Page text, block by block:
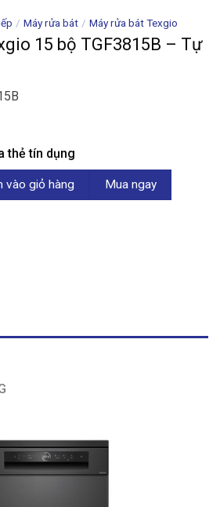
/ Máy rửa bát / Máy rửa bát Texgio
15 bộ TGF3815B – Tự
thẻ tín dụng
TGF3815B - Tự Động Mở Cửa số lượng
vào giỏ hàng Mua ngay